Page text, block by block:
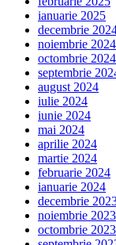
ianuarie 2025
decembrie
noiembrie 2024
octombrie 2024
septembrie
august 2024
iulie 2024
iunie 2024
mai 2024
aprilie 2024
martie 2024
februarie 2024
ianuarie 2024
decembrie
noiembrie 2023
octombrie 2023